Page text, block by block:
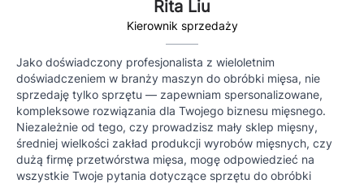
Rita Liu
Kierownik sprzedaży
Jako doświadczony profesjonalista z wieloletnim
doświadczeniem w branży maszyn do obróbki mięsa, nie
sprzedaję tylko sprzętu — zapewniam spersonalizowane,
kompleksowe rozwiązania dla Twojego biznesu mięsnego.
Niezależnie od tego, czy prowadzisz mały sklep mięsny,
średniej wielkości zakład produkcji wyrobów mięsnych, czy
dużą firmę przetwórstwa mięsa, mogę odpowiedzieć na
wszystkie Twoje pytania dotyczące sprzętu do obróbki